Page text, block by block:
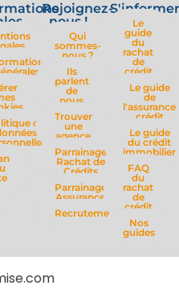
de
Rejoignez-
nous !
Qui
sommes-
nous ?
Ils
parlent
de
nous
Trouver
une
agence
Parrainage
Rachat de
Crédits
Parrainage
Assurance
Recrutement
Le
guide
du
rachat
de
crédit
Le guide
de
l'assurance
crédit
Le guide
du crédit
immobilier
FAQ
du
rachat
de
crédit
Nos
guides